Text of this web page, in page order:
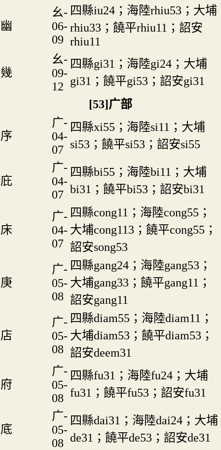
幽
幺-
06-
09
四縣iu24；海陸rhiu53；大埔
rhiu33；饒平rhiu11；詔安
rhiu11
幾
幺-
09-
12
四縣gi31；海陸gi24；大埔
gi31；饒平gi53；詔安gi31
[53]广部
序
广-
04-
07
四縣xi55；海陸si11；大埔
si53；饒平si53；詔安si55
庇
广-
04-
07
四縣bi55；海陸bi11；大埔
bi31；饒平bi53；詔安bi31
床
广-
04-
07
四縣cong11；海陸cong55；
大埔cong113；饒平cong55；
詔安song53
庚
广-
05-
08
四縣gang24；海陸gang53；
大埔gang33；饒平gang11；
詔安gang11
店
广-
05-
08
四縣diam55；海陸diam11；
大埔diam53；饒平diam53；
詔安deem31
府
广-
05-
08
四縣fu31；海陸fu24；大埔
fu31；饒平fu53；詔安fu31
底
广-
05-
08
四縣dai31；海陸dai24；大埔
de31；饒平de53；詔安de31